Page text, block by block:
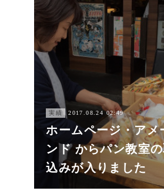
実績 2017.08.24 02:49
ホームページ・アメ
ンド からパン教室
込みが入りました